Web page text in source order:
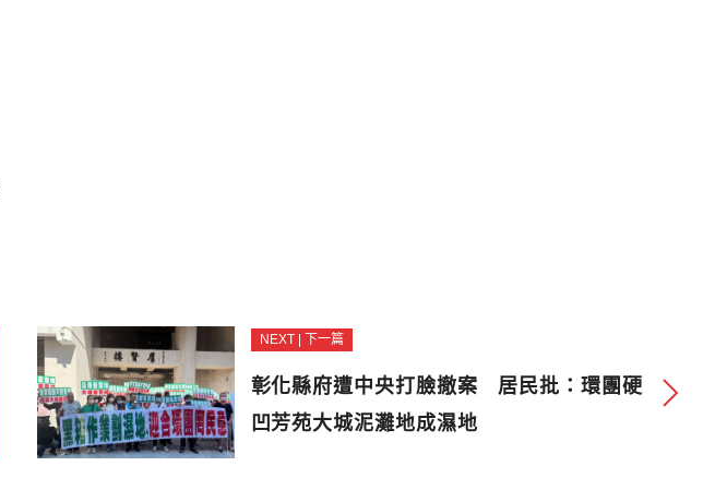
NEXT | 下一篇
彰化縣府遭中央打臉撤案 居民批：環團硬
凹芳苑大城泥灘地成濕地